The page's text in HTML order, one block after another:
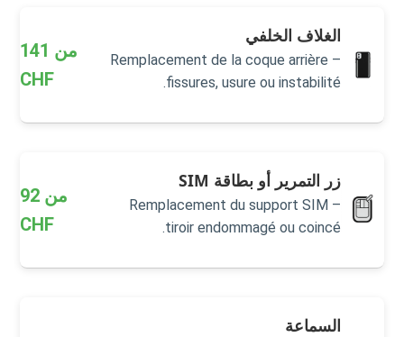
الغلاف الخلفي
Remplacement de la coque arrière –
fissures, usure ou instabilité.
من 141
CHF
زر التمرير أو بطاقة SIM
Remplacement du support SIM –
tiroir endommagé ou coincé.
من 92
CHF
السماعة